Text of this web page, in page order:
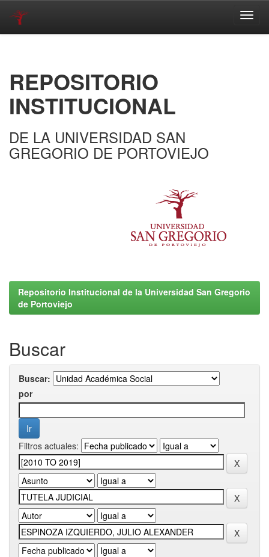
REPOSITORIO
INSTITUCIONAL
DE LA UNIVERSIDAD SAN
GREGORIO DE PORTOVIEJO
Repositorio Institucional de la Universidad San Gregorio
de Portoviejo
Buscar
Buscar:
por
Filtros actuales: